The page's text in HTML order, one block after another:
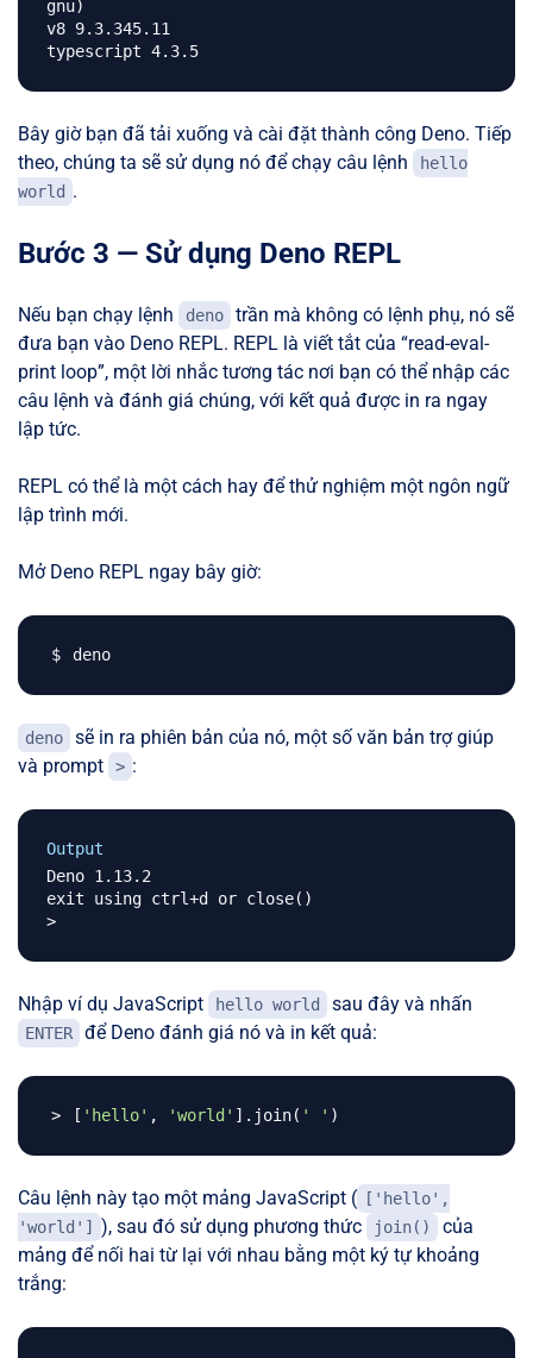
gnu)
v8 9.3.345.11
Bây giờ bạn đã tải xuống và cài đặt thành công Deno. Tiếp
theo, chúng ta sẽ sử dụng nó để chạy câu lệnh
hello
world .
Bước 3 — Sử dụng Deno REPL
Nếu bạn chạy lệnh deno
trần mà không có lệnh phụ, nó sẽ
đưa bạn vào Deno REPL. REPL là viết tắt của “read-eval-
print loop”, một lời nhắc tương tác nơi bạn có thể nhập các
câu lệnh và đánh giá chúng, với kết quả được in ra ngay
lập tức.
REPL có thể là một cách hay để thử nghiệm một ngôn ngữ
lập trình mới.
Mở Deno REPL ngay bây giờ:
deno
sẽ in ra phiên bản của nó, một số văn bản trợ giúp
và prompt
> :
Output
Deno 1.13.2
exit using ctrl+d or close()
Nhập ví dụ JavaScript hello world sau đây và nhấn
ENTER để Deno đánh giá nó và in kết quả:
[ 'hello' , 'world' ] .join( ' ' )
Câu lệnh này tạo một mảng JavaScript (
['hello',
'world']
), sau đó sử dụng phương thức join()
của
mảng để nối hai từ lại với nhau bằng một ký tự khoảng
trắng: